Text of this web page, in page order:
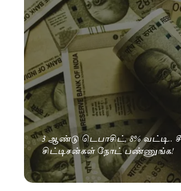
3 ஆண்டு டெபாசிட், 8% வட்டி..
சிட்டிசன்கள் நோட் பண்ணுங்க!